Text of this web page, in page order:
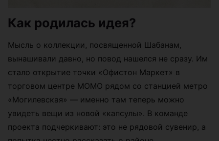
Как родилась идея?
Мысль о коллекции, посвященной Шабанам,
вынашивали давно, но повод нашелся не сразу. Им
стало открытие точки «Офистон Маркет» в
торговом центре МОМО рядом со станцией метро
«Могилевская» — именно там теперь можно
увидеть вещи из новой «капсулы». В команде
проекта подчеркивают: это не рядовой сувенир, а